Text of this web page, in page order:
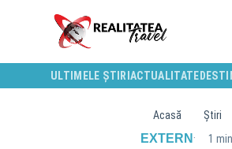
ULTIMELE ȘTIRI ACTUALITATE
Acasă Știri
EXTERN · 1